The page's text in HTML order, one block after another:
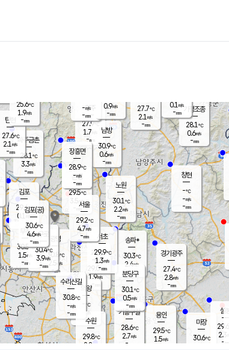
양주
27.9℃
1.7
-mm
과천
29.0℃
1.9m/s
- mm
용인
29.5℃
1.5m/s
경기광주
27.4℃
2.8m/s
-mm
파주금촌
28.1℃
3.3m/s
-mm
가평조종
28.1℃
0.6m/s
-mm
27.7℃
2.1 m/s
-mm
창현
-℃
-m/s
-mm
탄현
27.6℃
2.1 m/s
-mm
0.1 m/s
-mm
마장
30.6℃
의왕
- ℃
m/s
mm
김포
29.4℃
0.1 m/s
mm
설봉
29.6
2.3
- mm
광명
30.8 ℃
2.5 m/s
-mm
부천
30.5℃
1.5m/s
-mm
구로
30.4℃
3.9m/s
-mm
은평
29.5℃
3.5 m/s
- mm
노원
30.1℃
2.2m/s
-mm
송파*
30.3℃
2.4m/s
-mm
서초
29.9℃
1.3m/s
-mm
남방
30.9℃
0.6m/s
-mm
기흥구갈
28.6℃
2.7m/s
-
수리산길
30.8℃
-m/s
-mm
분당구
30.1℃
0.5m/s
-mm
장흥면
28.9℃
-m/s
-mm
-m/s
-mm
김포(공)
30.6℃
4.6m/s
-mm
수원
29.8℃
2.8 m/s
서울
29.2℃
4.7m/s
-mm
25.6℃
1.9m/s
-mm
0.9m/s
-mm